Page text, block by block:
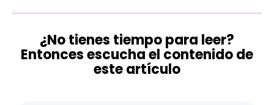
¿No tienes tiempo para leer?
Entonces escucha el contenido de
este artículo